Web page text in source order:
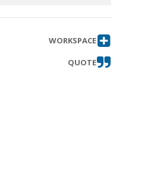
WORKSPACE
QUOTE